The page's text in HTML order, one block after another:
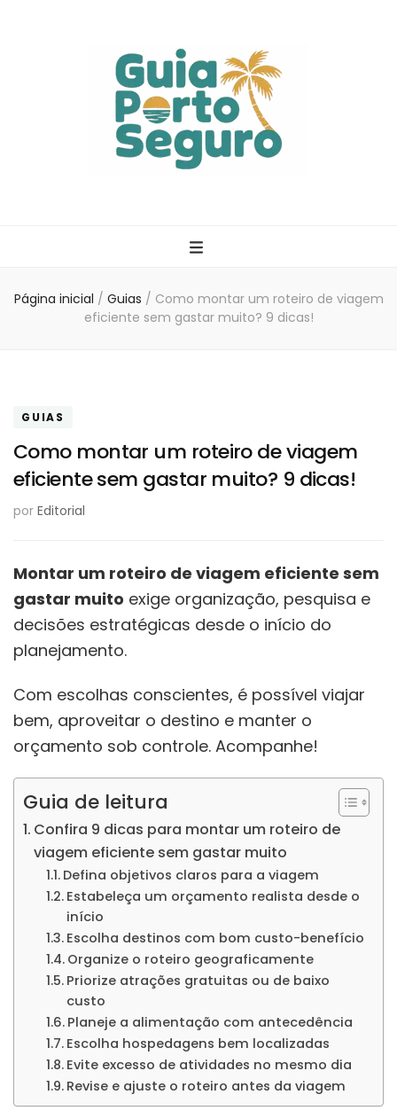
Seguro
Página inicial / Guias / Como montar um roteiro de viagem
eficiente sem gastar muito? 9 dicas!
GUIAS
Como montar um roteiro de viagem
eficiente sem gastar muito? 9 dicas!
por Editorial
Montar um roteiro de viagem eficiente sem
gastar muito exige organização, pesquisa e
decisões estratégicas desde o início do
planejamento.
Com escolhas conscientes, é possível viajar
bem, aproveitar o destino e manter o
orçamento sob controle. Acompanhe!
Guia de leitura
Confira 9 dicas para montar um roteiro de
viagem eficiente sem gastar muito
Defina objetivos claros para a viagem
Estabeleça um orçamento realista desde o
início
Escolha destinos com bom custo-benefício
Organize o roteiro geograficamente
Priorize atrações gratuitas ou de baixo
custo
Planeje a alimentação com antecedência
Escolha hospedagens bem localizadas
Evite excesso de atividades no mesmo dia
Revise e ajuste o roteiro antes da viagem